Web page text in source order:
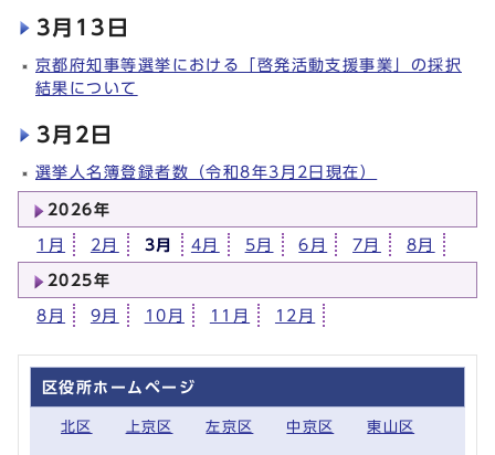
3月13日
京都府知事等選挙における「啓発活動支援事業」の採択
結果について
3月2日
選挙人名簿登録者数（令和8年3月2日現在）
2026年
1月 2月 3月 4月 5月 6月 7月 8月
2025年
8月 9月 10月 11月 12月
区役所ホームページ
北区 上京区 左京区 中京区 東山区